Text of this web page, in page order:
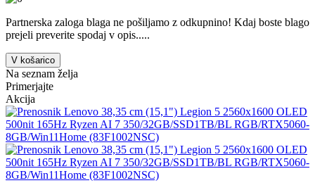
Partnerska zaloga blaga ne pošiljamo z odkupnino! ​Kdaj boste blago
prejeli preverite spodaj v opis.....
V košarico
Na seznam želja
Primerjajte
Akcija